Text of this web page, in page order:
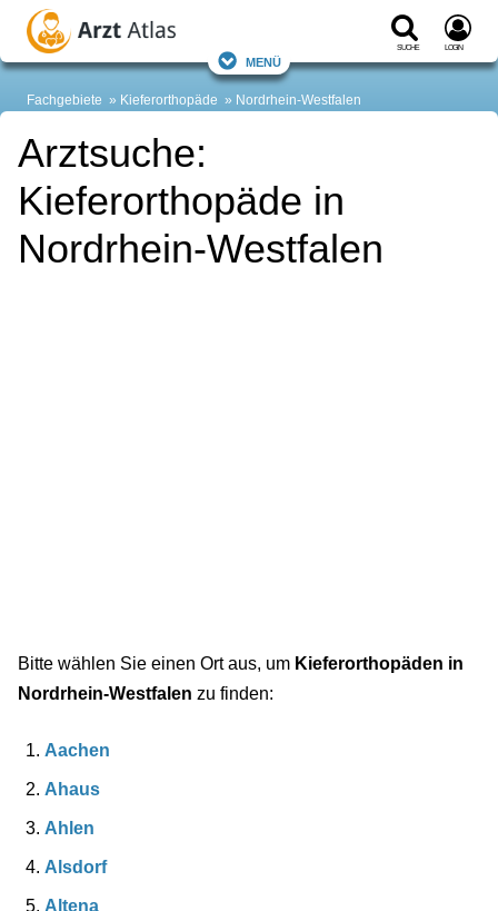
Suche Login
Menü
Fachgebiete Kieferorthopäde Nordrhein-Westfalen
Arztsuche:
Kieferorthopäde in
Nordrhein-Westfalen
Bitte wählen Sie einen Ort aus, um Kieferorthopäden in
Nordrhein-Westfalen zu finden:
Aachen
Ahaus
Ahlen
Alsdorf
Altena